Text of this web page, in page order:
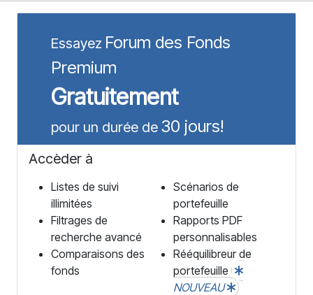
Essayez Forum des Fonds
Premium
Gratuitement
pour un durée de 30 jours!
Accèder à
Listes de suivi
illimitées
Filtrages de
recherche avancé
Comparaisons des
fonds
Scénarios de
portefeuille
Rapports PDF
personnalisables
Rééquilibreur de
portefeuille
NOUVEAU